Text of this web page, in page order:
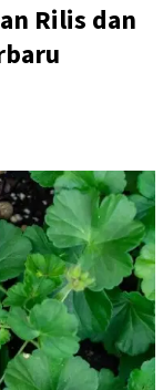
Rilis dan